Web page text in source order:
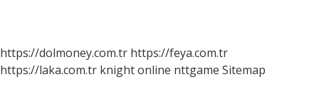
https://dolmoney.com.tr https://feya.com.tr
https://laka.com.tr knight online nttgame Sitemap